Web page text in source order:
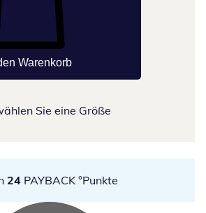
Warenkorb
Sie eine Größe
24 PAYBACK °Punkte